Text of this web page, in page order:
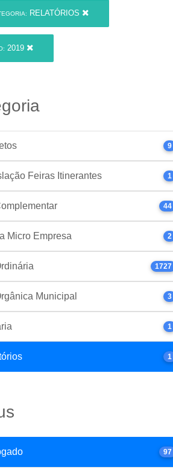
RELATÓRIOS
2019
9
Feiras Itinerantes 1
44
Micro Empresa 2
1727
Municipal 3
1
1
97